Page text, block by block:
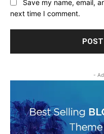
Save my name, email,
next time I comment.
-